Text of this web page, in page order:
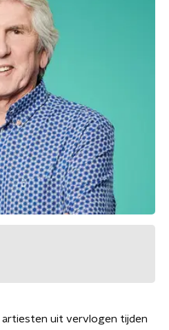
artiesten uit vervlogen tijden